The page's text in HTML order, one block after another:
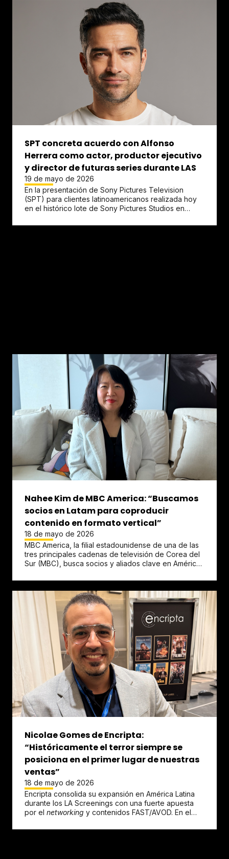
SPT concreta acuerdo con Alfonso
Herrera como actor, productor ejecutivo
y director de futuras series durante LAS
19 de mayo de 2026
En la presentación de Sony Pictures Television
(SPT) para clientes latinoamericanos realizada hoy
en el histórico lote de Sony Pictures Studios en
Nahee Kim de MBC America: “Buscamos
socios en Latam para coproducir
contenido en formato vertical”
18 de mayo de 2026
MBC America, la filial estadounidense de una de las
tres principales cadenas de televisión de Corea del
Sur (MBC), busca socios y aliados clave en América
Nicolae Gomes de Encripta:
“Históricamente el terror siempre se
posiciona en el primer lugar de nuestras
ventas”
18 de mayo de 2026
Encripta consolida su expansión en América Latina
durante los LA Screenings con una fuerte apuesta
por el networking y contenidos FAST/AVOD. En el